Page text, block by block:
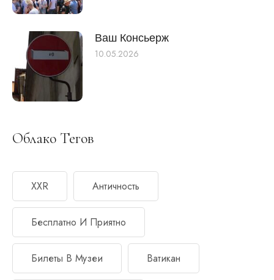
Ваш Консьерж
10.05.2026
Облако Тегов
XXR Античность
Бесплатно И Приятно
Билеты В Музеи Ватикан